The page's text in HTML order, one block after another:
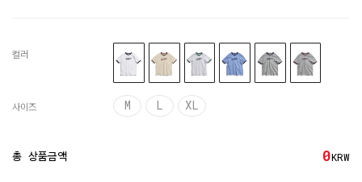
컬러
사이즈 M L XL
총 상품금액 0KRW